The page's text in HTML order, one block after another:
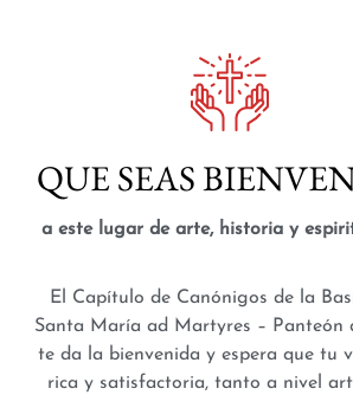
QUE SEAS
a este lugar de arte, historia y
El Capítulo de Canónigos de la
Santa María ad Martyres – Panteón
te da la bienvenida y espera que tu
rica y satisfactoria, tanto a nivel